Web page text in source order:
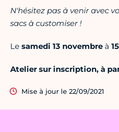
N'hésitez pas à venir avec
sacs à customiser !
Le samedi 13 novembre à
Atelier sur inscription, à
Mise à jour le 22/09/2021